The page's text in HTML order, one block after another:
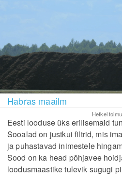
Habras maailm
Hetkel
Eesti looduse üks erilisemaid
Sooalad on justkui filtrid, mis
ja puhastavad inimestele
Sood on ka head põhjavee
loodusmaastike tulevik sugugi